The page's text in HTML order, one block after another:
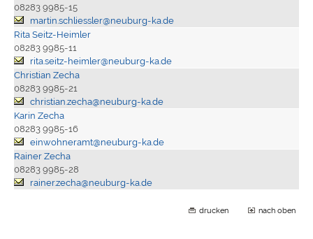
08283 9985-15
martin.schliessler@neuburg-ka.de
Rita Seitz-Heimler
08283 9985-11
rita.seitz-heimler@neuburg-ka.de
Christian Zecha
08283 9985-21
christian.zecha@neuburg-ka.de
Karin Zecha
08283 9985-16
einwohneramt@neuburg-ka.de
Rainer Zecha
08283 9985-28
rainer.zecha@neuburg-ka.de
drucken nach oben